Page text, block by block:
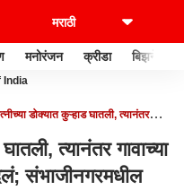
मनोरंजन क्रीडा बिझनेस
India
डोक्यात कुऱ्हाड घातली, त्यानंतर
त्यानंतर गावाच्या
संभाजीनगरमधील